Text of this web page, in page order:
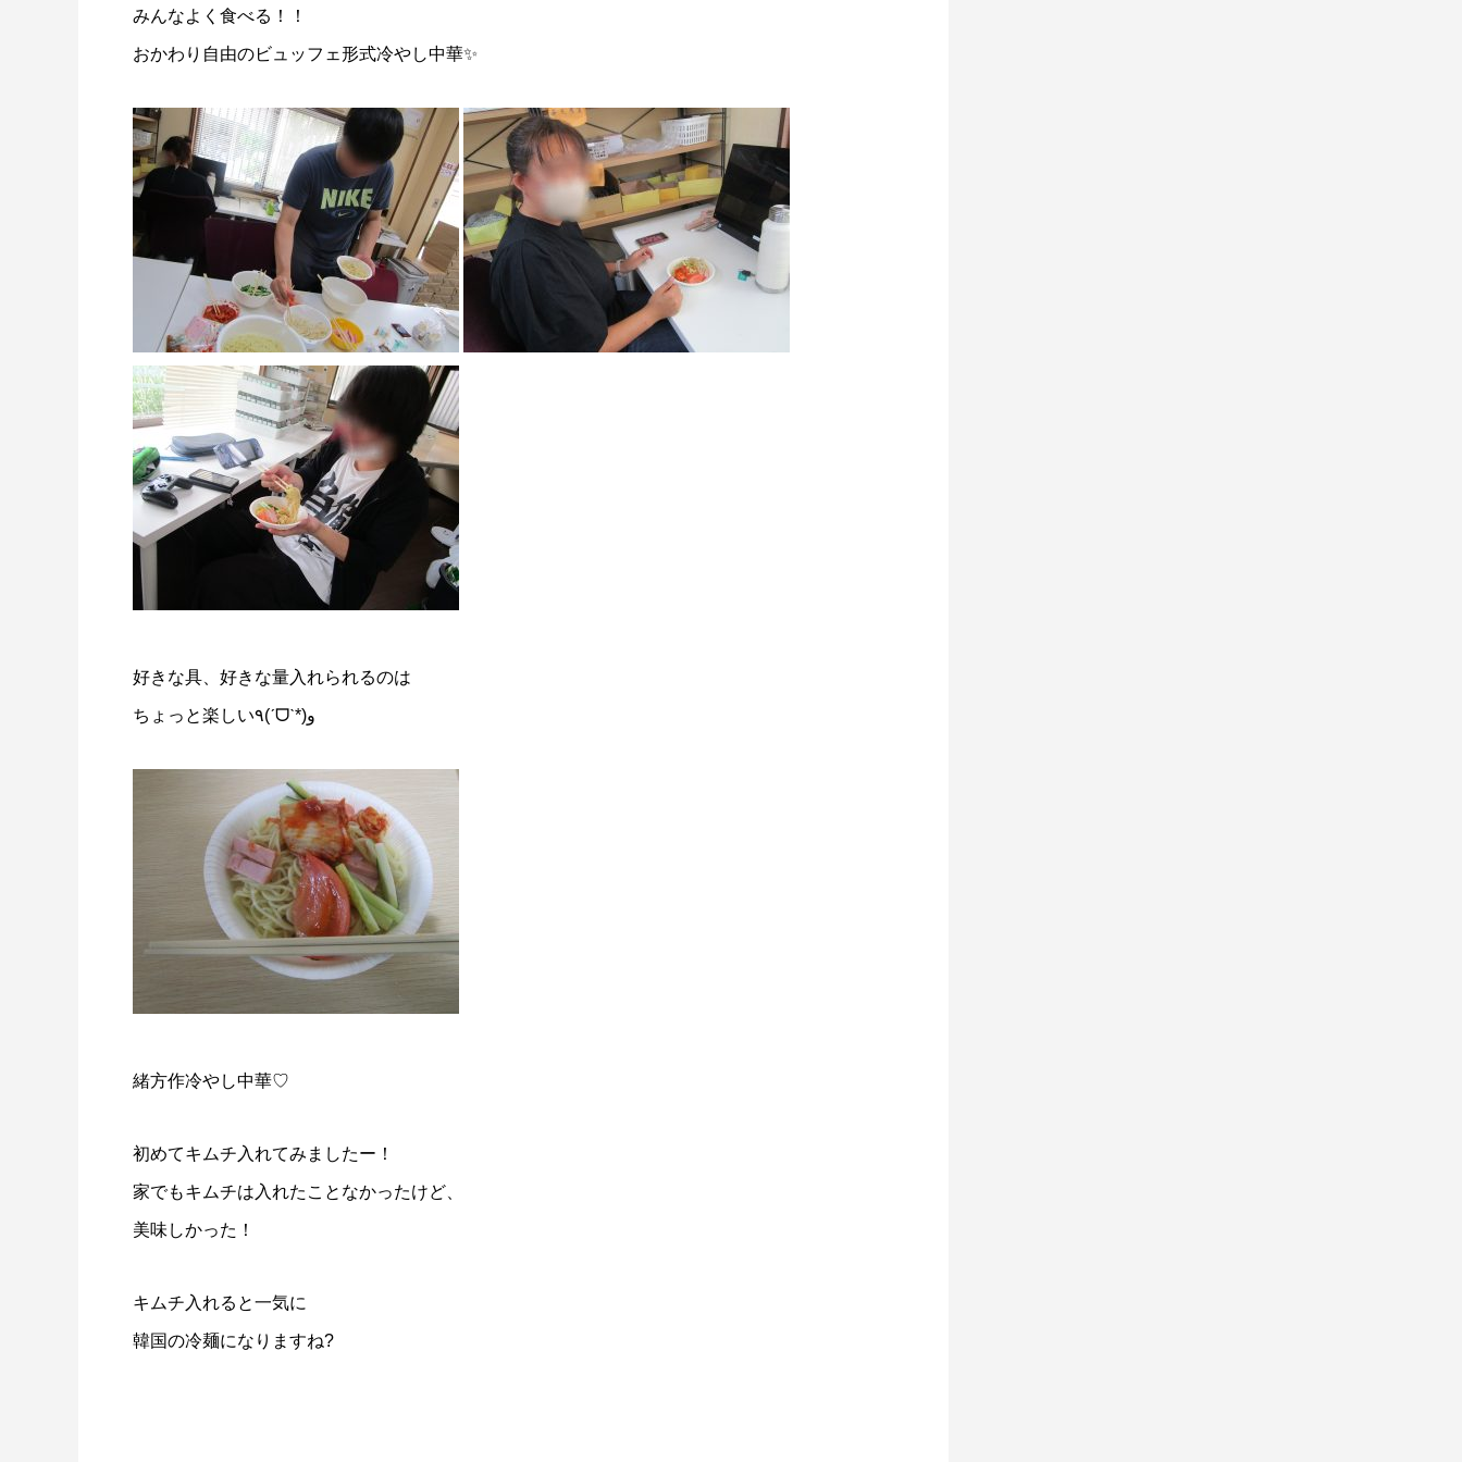
みんなよく食べる！！
おかわり自由のビュッフェ形式冷やし中華✨
好きな具、好きな量入れられるのは
ちょっと楽しい٩(ˊᗜˋ*)و
緒方作冷やし中華♡
初めてキムチ入れてみましたー！
家でもキムチは入れたことなかったけど、
美味しかった！
キムチ入れると一気に
韓国の冷麺になりますね?